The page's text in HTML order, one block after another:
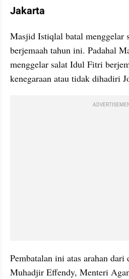
Jakarta
Masjid Istiqlal batal menggelar
berjemaah tahun ini. Padahal
menggelar salat Idul Fitri
kenegaraan atau tidak dihadiri
Pembatalan ini atas arahan
Muhadjir Effendy, Menteri